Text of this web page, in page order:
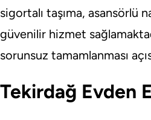
sigortalı taşıma, asansörlü
güvenilir hizmet
sorunsuz tamamlanması
Tekirdağ Evden